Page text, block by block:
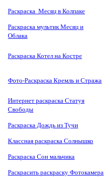
Раскраска Месяц в Колпаке
Раскраска мультик Месяц и
Облака
Раскраска Котел на Костре
Фото-Раскраска Кремль и Стража
Интернет раскраска Статуя
Свободы
Раскраска Дождь из Тучи
Классная раскраска Солнышко
Раскраска Сон мальчика
Раскрасить раскраску Фотокамера